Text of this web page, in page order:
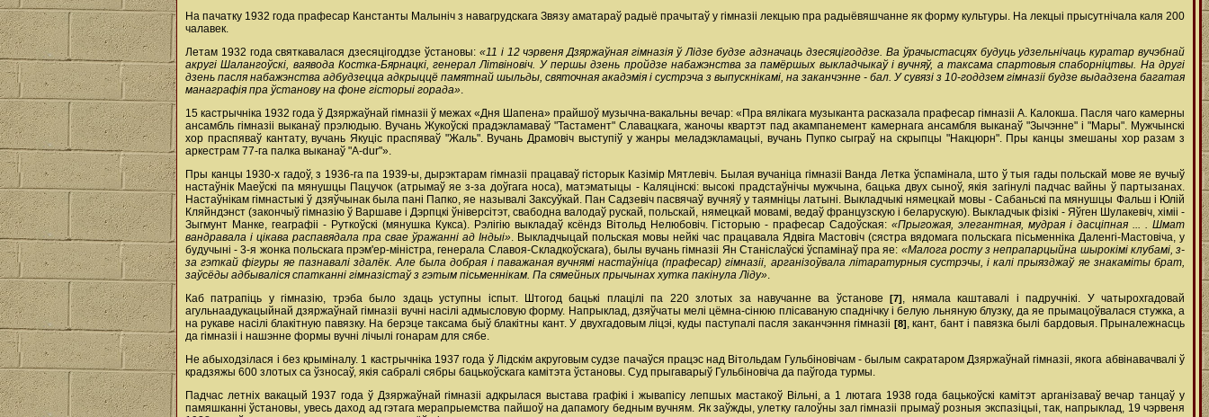
На пачатку 1932 года прафесар Канстанты Малыніч з навагрудскага Звязу аматараў радыё прачытаў у гімназіі лекцыю пра радыёвяшчанне як форму культуры. На лекцыі прысутнічала каля 200
чалавек.
Летам 1932 года святкавалася дзесяцігоддзе ўстановы: «11 і 12 чэрвеня Дзяржаўная гімназія ў Лідзе будзе адзначаць дзесяцігоддзе. Ва ўрачыстасцях будуць удзельнічаць куратар вучэбнай
акругі Шалангоўскі, ваявода Костка-Бярнацкі, генерал Літвіновіч. У першы дзень пройдзе набажэнства за памёршых выкладчыкаў і вучняў, а таксама спартовыя спаборніцтвы. На другі
дзень пасля набажэнства адбудзецца адкрыццё памятнай шыльды, святочная акадэмія і сустрэча з выпускнікамі, на заканчэнне - бал. У сувязі з 10-годдзем гімназіі будзе выдадзена багатая
манаграфія пра ўстанову на фоне гісторыі горада».
15 кастрычніка 1932 года ў Дзяржаўнай гімназіі ў межах «Дня Шапена» прайшоў музычна-вакальны вечар: «Пра вялікага музыканта расказала прафесар гімназіі А. Калокша. Пасля чаго камерны
ансамбль гімназіі выканаў прэлюдыю. Вучань Жукоўскі прадэкламаваў "Тастамент" Славацкага, жаночы квартэт пад акампанемент камернага ансамбля выканаў "Зычэнне" і "Мары". Мужчынскі
хор праспяваў кантату, вучань Якуціс праспяваў "Жаль". Вучань Драмовіч выступіў у жанры меладэкламацыі, вучань Пупко сыграў на скрыпцы "Накцюрн". Пры канцы змешаны хор разам з
аркестрам 77-га палка выканаў "А-dur"».
Пры канцы 1930-х гадоў, з 1936-га па 1939-ы, дырэктарам гімназіі працаваў гісторык Казiмiр Мятлевiч. Былая вучаніца гімназіі Ванда Летка ўспамінала, што ў тыя гады польскай мове яе вучыў
настаўнік Маеўскі па мянушцы Пацучок (атрымаў яе з-за доўгага носа), матэматыцы - Каляцінскі: высокі прадстаўнічы мужчына, бацька двух сыноў, якія загінулі падчас вайны ў партызанах.
Настаўнікам гімнастыкі ў дзяўчынак была пані Папко, яе называлі Заксуўкай. Пан Садзевіч пасвячаў вучняў у таямніцы латыні. Выкладчыкі нямецкай мовы - Сабаньскі па мянушцы Фальш і Юлій
Кляйндэнст (закончыў гімназію ў Варшаве і Дэрпцкі ўніверсітэт, свабодна валодаў рускай, польскай, нямецкай мовамі, ведаў французскую і беларускую). Выкладчык фізікі - Яўген Шулакевіч, хіміі -
Зыгмунт Манке, геаграфіі - Руткоўскі (мянушка Кукса). Рэлігію выкладаў ксёндз Вітольд Нелюбовіч. Гісторыю - прафесар Садоўская:«Прыгожая, элегантная, мудрая і дасціпная ... . Шмат
вандравала і цікава распавядала пра свае ўражанні ад Індыі». Выкладчыцай польская мовы нейкі час працавала Ядвіга Мастовіч (сястра вядомага польскага пісьменніка Даленгі-Мастовіча, у
будучыні - 3-я жонка польскага прэм'ер-міністра, генерала Славоя-Складкоўскага), былы вучань гімназіі Ян Станіслаўскі ўспамінаў пра яе: «Малога росту з непрапарцыйна шырокімі клубамі, з-
за гэткай фігуры яе пазнавалі здалёк. Але была добрая і паважаная вучнямі настаўніца (прафесар) гімназіі, арганізоўвала літаратурныя сустрэчы, і калі прыязджаў яе знакаміты брат,
заўсёды адбываліся спатканні гімназістаў з гэтым пісьменнікам. Па сямейных прычынах хутка пакінула Ліду».
Каб патрапіць у гімназію, трэба было здаць уступны іспыт. Штогод бацькі плацілі па 220 злотых за навучанне ва ўстанове[7], нямала каштавалі і падручнікі. У чатырохгадовай
агульнаадукацыйнай дзяржаўнай гімназіі вучні насілі адмысловую форму. Напрыклад, дзяўчаты мелі цёмна-сінюю плісаваную спаднічку і белую льняную блузку, да яе прымацоўвалася стужка, а
на рукаве насілі блакітную павязку. На берэце таксама быў блакітны кант. У двухгадовым ліцэі, куды паступалі пасля заканчэння гімназіі [8], кант, бант і павязка былі бардовыя. Прыналежнасць
да гімназіі і нашэнне формы вучні лічылі гонарам для сябе.
Не абыходзілася і без крыміналу. 1 кастрычніка 1937 года ў Лідскім акруговым судзе пачаўся працэс над Вітольдам Гульбіновічам - былым сакратаром Дзяржаўнай гімназіі, якога абвінавачвалі ў
крадзяжы 600 злотых са ўзносаў, якія сабралі сябры бацькоўскага камітэта ўстановы. Суд прыгаварыў Гульбіновіча да паўгода турмы.
Падчас летніх вакацый 1937 года ў Дзяржаўнай гімназіі адкрылася выстава графікі і жывапісу лепшых мастакоў Вільні, а 1 лютага 1938 года бацькоўскі камітэт арганізаваў вечар танцаў у
памяшканні ўстановы, увесь даход ад гэтага мерапрыемства пайшоў на дапамогу бедным вучням. Як заўжды, улетку галоўны зал гімназіі прымаў розныя экспазіцыі, так, напрыклад, 19 чэрвеня